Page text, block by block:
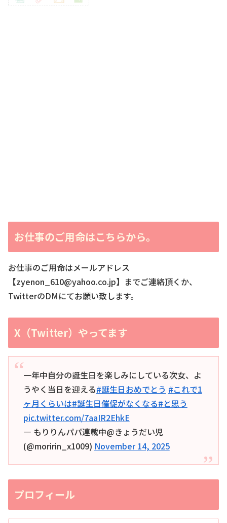
お仕事のご用命はこちらから。
お仕事のご用命はメールアドレス
【zyenon_610@yahoo.co.jp】までご連絡頂くか、
TwitterのDMにてお願い致します。
X（Twitter）やってます
一年中自分の誕生日を楽しみにしている次女、よ
うやく当日を迎える#誕生日おめでとう #これで1
ヶ月くらいは#誕生日催促がなくなる#と思う
pic.twitter.com/7aaIR2EhkE
— もりりんパパ連載中@きょうだい児
(@moririn_x1009) November 14, 2025
プロフィール